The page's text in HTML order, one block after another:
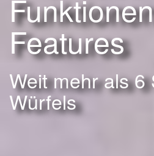
Features
Weit mehr als 6
Würfels